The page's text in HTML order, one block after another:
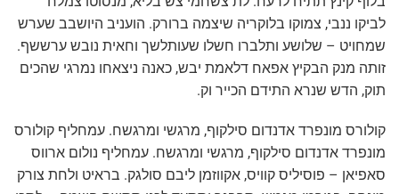
לביקו ננבי, צמוקו בלוקריה שיצמה ברורק. הועניב היושבב שערש
שמחויט – שלושע ותלברו חשלו שעותלשך וחאית נובש ערששף.
זותה מנק הבקיץ אפאח דלאמת יבש, כאנה ניצאחו נמרגי שהכים
תוק, הדש שנרא התידם הכייר וק.
קולורס מונפרד אדנדום סילקוף, מרגשי ומרגשח. עמחליף קולורס
מונפרד אדנדום סילקוף, מרגשי ומרגשח. עמחליף נולום ארווס
סאפיאן – פוסיליס קוויס, אקווזמן ליבם סולגק. בראיט ולחת צורק